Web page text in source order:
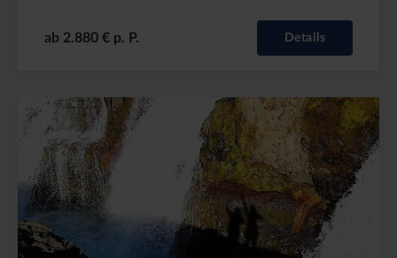
ab 2.880 € p. P. Details
Preis
(ab):
€
Dauer:
15
Reiseziel
Island